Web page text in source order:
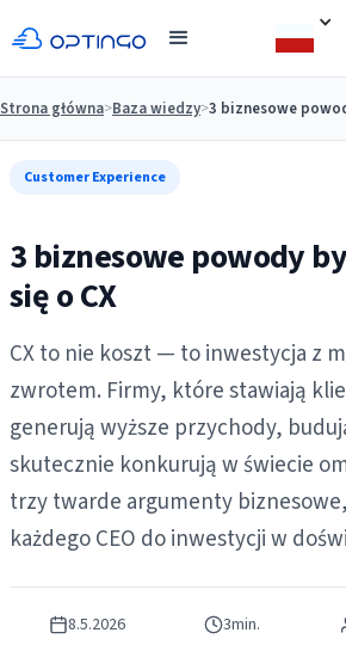
Strona główna>Baza wiedzy>3 biznesowe
Customer Experience
3 biznesowe powody
się o CX
CX to nie koszt — to inwestycja z
zwrotem. Firmy, które stawiają
generują wyższe przychody,
skutecznie konkurują w świecie
trzy twarde argumenty
każdego CEO do inwestycji w
8.5.2026 3min.